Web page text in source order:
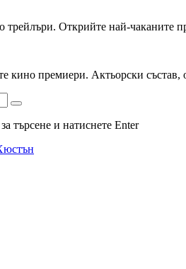
трейлъри. Открийте най-чаканите
кино премиери. Актьорски състав,
търсене и натиснете Enter